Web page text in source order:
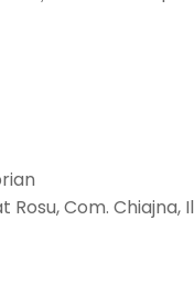
Rosu, Com. Chiajna,